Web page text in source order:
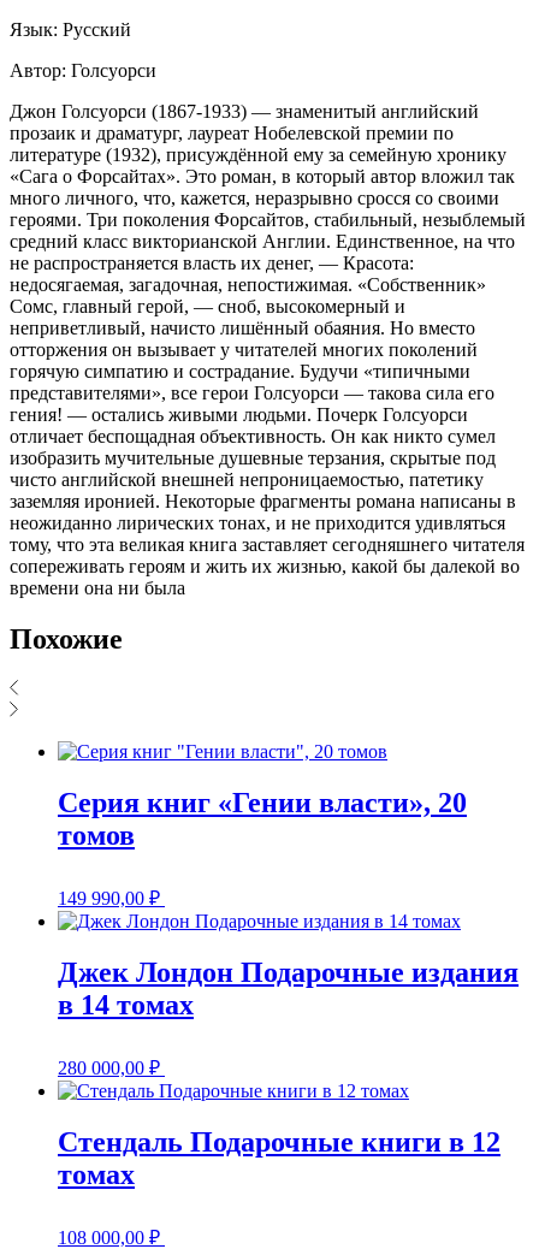
Язык: Русский
Автор: Голсуорси
Джон Голсуорси (1867-1933) — знаменитый английский
прозаик и драматург, лауреат Нобелевской премии по
литературе (1932), присуждённой ему за семейную хронику
«Сага о Форсайтах». Это роман, в который автор вложил так
много личного, что, кажется, неразрывно сросся со своими
героями. Три поколения Форсайтов, стабильный, незыблемый
средний класс викторианской Англии. Единственное, на что
не распространяется власть их денег, — Красота:
недосягаемая, загадочная, непостижимая. «Собственник»
Сомс, главный герой, — сноб, высокомерный и
неприветливый, начисто лишённый обаяния. Но вместо
отторжения он вызывает у читателей многих поколений
горячую симпатию и сострадание. Будучи «типичными
представителями», все герои Голсуорси — такова сила его
гения! — остались живыми людьми. Почерк Голсуорси
отличает беспощадная объективность. Он как никто сумел
изобразить мучительные душевные терзания, скрытые под
чисто английской внешней непроницаемостью, патетику
заземляя иронией. Некоторые фрагменты романа написаны в
неожиданно лирических тонах, и не приходится удивляться
тому, что эта великая книга заставляет сегодняшнего читателя
сопереживать героям и жить их жизнью, какой бы далекой во
времени она ни была
Похожие
Серия книг «Гении власти», 20
томов
149 990,00 ₽
Джек Лондон Подарочные издания
в 14 томах
280 000,00 ₽
Стендаль Подарочные книги в 12
томах
108 000,00 ₽